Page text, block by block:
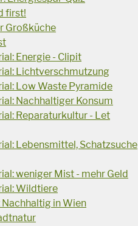
first!
Großküche
Energie - Clipit
Lichtverschmutzung
Low Waste Pyramide
Nachhaltiger Konsum
Reparaturkultur - Let
Lebensmittel, Schatzsuche
weniger Mist - mehr Geld
Wildtiere
in Wien